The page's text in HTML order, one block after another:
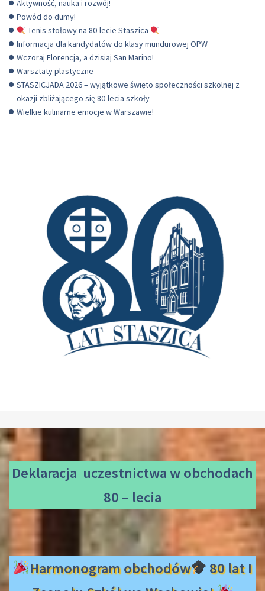
Aktywność, nauka i rozwój!
Powód do dumy!
Tenis stołowy na 80-lecie Staszica
Informacja dla kandydatów do klasy mundurowej OPW
Wczoraj Florencja, a dzisiaj San Marino!
Warsztaty plastyczne
STASZICJADA 2026 – wyjątkowe święto społeczności szkolnej z
okazji zbliżającego się 80-lecia szkoły
Wielkie kulinarne emocje w Warszawie!
Deklaracja uczestnictwaw obchodach
80 – lecia
Harmonogram obchodów
80 lat I